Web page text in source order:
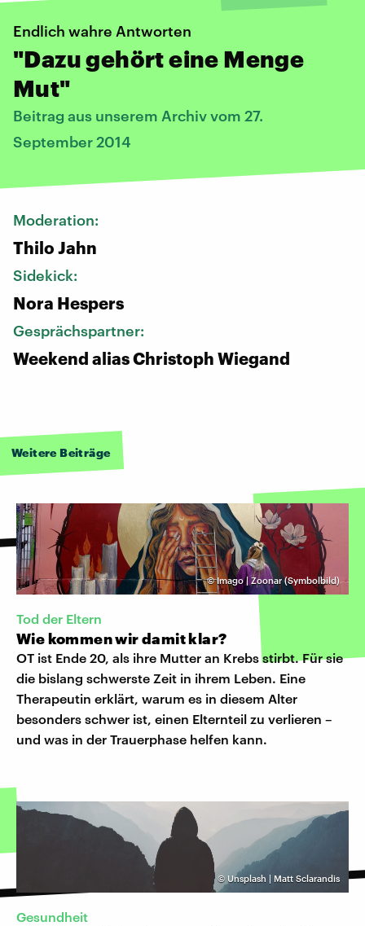
Endlich wahre Antworten
"Dazu gehört eine Menge
Mut"
Beitrag aus unserem Archiv vom 27.
September 2014
Moderation:
Thilo Jahn
Sidekick:
Nora Hespers
Gesprächspartner:
Weekend alias Christoph Wiegand
Weitere Beiträge
©Imago | Zoonar (Symbolbild)
Tod der Eltern
Wie kommen wir damit klar?
OT ist Ende 20, als ihre Mutter an Krebs stirbt. Für sie
die bislang schwerste Zeit in ihrem Leben. Eine
Therapeutin erklärt, warum es in diesem Alter
besonders schwer ist, einen Elternteil zu verlieren –
und was in der Trauerphase helfen kann.
© Unsplash | Matt Sclarandis
Gesundheit